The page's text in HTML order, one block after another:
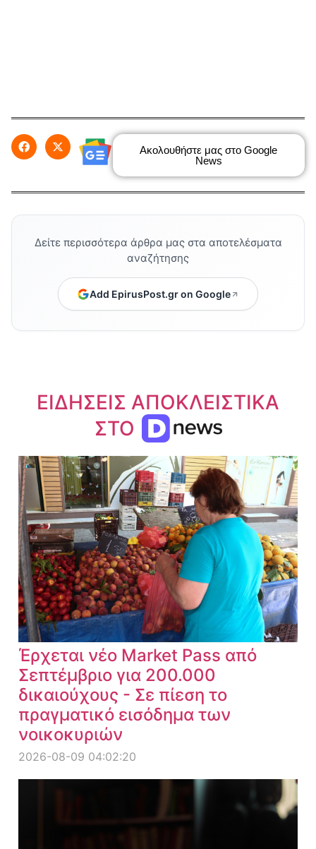
Ακολουθήστε μας στο Google
News
Δείτε περισσότερα άρθρα μας στα αποτελέσματα
αναζήτησης
Add EpirusPost.gr on Google
ΕΙΔΗΣΕΙΣ ΑΠΟΚΛΕΙΣΤΙΚΑ
ΣΤΟ
Έρχεται νέο Market Pass από
Σεπτέμβριο για 200.000
δικαιούχους - Σε πίεση το
πραγματικό εισόδημα των
νοικοκυριών
2026-08-09 04:02:20